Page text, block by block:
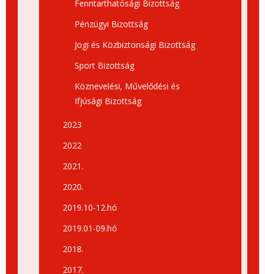
Fenntarthatósági Bizottság
Pénzügyi Bizottság
Jogi és Közbiztonsági Bizottság
Sport Bizottság
Köznevelési, Művelődési és
Ifjúsági Bizottság
2023
2022
2021.
2020.
2019.10-12.hó
2019.01-09.hó
2018.
2017.